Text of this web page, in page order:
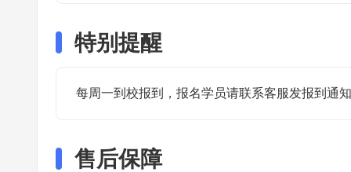
特别提醒
每周一到校报到，报名学员请联系客服发报到通
售后保障